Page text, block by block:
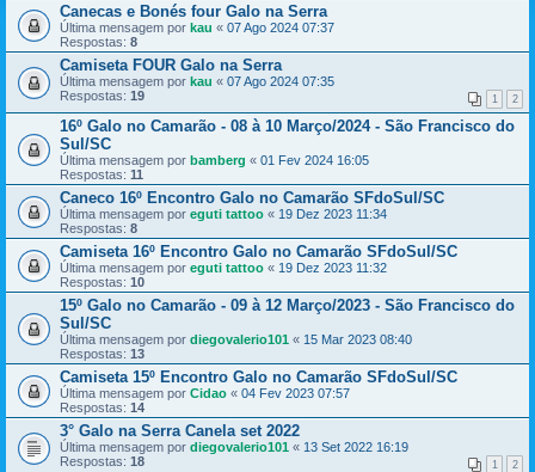
Canecas e Bonés four Galo na Serra
Última mensagem por kau « 07 Ago 2024 07:37
Respostas: 8
Camiseta FOUR Galo na Serra
Última mensagem por kau « 07 Ago 2024 07:35
Respostas: 19 1 2
16º Galo no Camarão - 08 à 10 Março/2024 - São Francisco do
Sul/SC
Última mensagem por bamberg « 01 Fev 2024 16:05
Respostas: 11
Caneco 16º Encontro Galo no Camarão SFdoSul/SC
Última mensagem por eguti tattoo « 19 Dez 2023 11:34
Respostas: 8
Camiseta 16º Encontro Galo no Camarão SFdoSul/SC
Última mensagem por eguti tattoo « 19 Dez 2023 11:32
Respostas: 10
15º Galo no Camarão - 09 à 12 Março/2023 - São Francisco do
Sul/SC
Última mensagem por diegovalerio101 « 15 Mar 2023 08:40
Respostas: 13
Camiseta 15º Encontro Galo no Camarão SFdoSul/SC
Última mensagem por Cidao « 04 Fev 2023 07:57
Respostas: 14
3° Galo na Serra Canela set 2022
Última mensagem por diegovalerio101 « 13 Set 2022 16:19
Respostas: 18 1 2